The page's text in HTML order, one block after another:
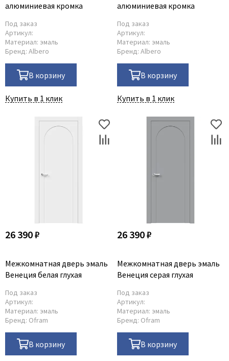
алюминиевая кромка
Под заказ
Артикул:
Материал: эмаль
Бренд: Albero
В корзину
Купить в 1 клик
алюминиевая кромка
Под заказ
Артикул:
Материал: эмаль
Бренд: Albero
В корзину
Купить в 1 клик
26 390 ₽
Межкомнатная дверь эмаль
Венеция белая глухая
Под заказ
Артикул:
Материал: эмаль
Бренд: Ofram
В корзину
26 390 ₽
Межкомнатная дверь эмаль
Венеция серая глухая
Под заказ
Артикул:
Материал: эмаль
Бренд: Ofram
В корзину